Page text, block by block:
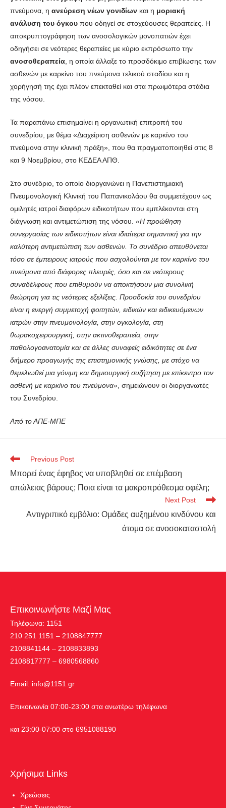
πνεύμονα, η ανεύρεση νέων γονιδίων και η μοριακή
ανάλυση του όγκου που οδηγεί σε στοχεύουσες θεραπείες. Η
αποκρυπτογράφηση των ανοσολογικών μονοπατιών έχει
οδηγήσει σε νεότερες θεραπείες με κύριο εκπρόσωπο την
ανοσοθεραπεία , η οποία άλλαξε το προσδόκιμο επιβίωσης των
ασθενών με καρκίνο του πνεύμονα τελικού σταδίου και η
χορήγησή της έχει πλέον επεκταθεί και στα πρωιμότερα στάδια
της νόσου.
Τα παραπάνω επισημαίνει η οργανωτική επιτροπή του
συνεδρίου, με θέμα «Διαχείριση ασθενών με καρκίνο του
πνεύμονα στην κλινική πράξη», που θα πραγματοποιηθεί στις 8
και 9 Νοεμβρίου, στο ΚΕΔΕΑ ΑΠΘ.
Στο συνέδριο, το οποίο διοργανώνει η Πανεπιστημιακή
Πνευμονολογική Κλινική του Παπανικολάου θα συμμετέχουν ως
ομιλητές ιατροί διαφόρων ειδικοτήτων που εμπλέκονται στη
διάγνωση και αντιμετώπιση της νόσου. «Η προώθηση
συνεργασίας των ειδικοτήτων είναι ιδιαίτερα σημαντική για την
καλύτερη αντιμετώπιση των ασθενών. Το συνέδριο απευθύνεται
τόσο σε έμπειρους ιατρούς που ασχολούνται με τον καρκίνο του
πνεύμονα από διάφορες πλευρές, όσο και σε νεότερους
συναδέλφους που επιθυμούν να αποκτήσουν μια συνολική
θεώρηση για τις νεότερες εξελίξεις. Προσδοκία του συνεδρίου
είναι η ενεργή συμμετοχή φοιτητών, ειδικών και ειδικευόμενων
ιατρών στην πνευμονολογία, στην ογκολογία, στη
θωρακοχειρουργική, στην ακτινοθεραπεία, στην
παθολογοανατομία και σε άλλες συναφείς ειδικότητες σε ένα
διήμερο προαγωγής της επιστημονικής γνώσης, με στόχο να
θεμελιωθεί μια γόνιμη και δημιουργική συζήτηση με επίκεντρο τον
ασθενή με καρκίνο του πνεύμονα» , σημειώνουν οι διοργανωτές
του Συνεδρίου.
Από το ΑΠΕ-ΜΠΕ
Previous Post
Μπορεί ένας έφηβος να υποβληθεί σε επέμβαση
απώλειας βάρους; Ποια είναι τα μακροπρόθεσμα οφέλη;
Next Post
Αντιγριπικό εμβόλιο: Ομάδες αυξημένου κινδύνου και
άτομα σε ανοσοκαταστολή
Επικοινωνήστε Μαζί Μας
Τηλέφωνα: 1151
210 251 1151 – 2108847777
2108841144 – 2108833893
2108817777 – 6980568860
Εmail: info@1151.gr
Επικοινωνία 07:00-23:00 στα ανωτέρω τηλέφωνα
και 23:00-07:00 στο 6951088190
Χρήσιμα Links
Χρεώσεις